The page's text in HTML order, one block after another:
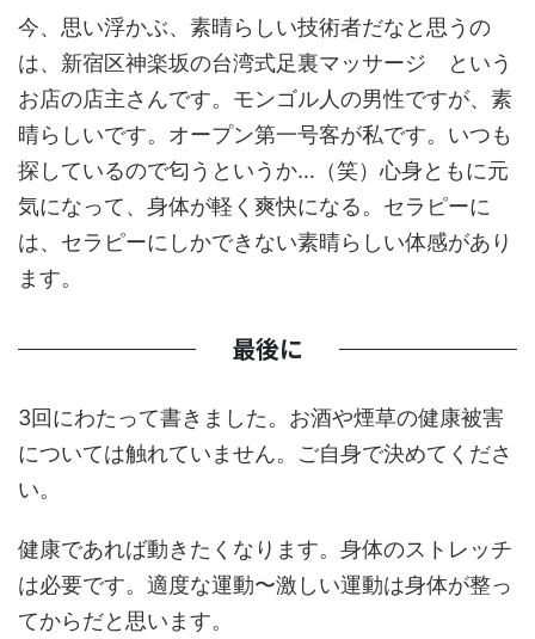
今、思い浮かぶ、素晴らしい技術者だなと思うの
は、新宿区神楽坂の台湾式足裏マッサージ という
お店の店主さんです。モンゴル人の男性ですが、素
晴らしいです。オープン第一号客が私です。いつも
探しているので匂うというか…（笑）心身ともに元
気になって、身体が軽く爽快になる。セラピーに
は、セラピーにしかできない素晴らしい体感があり
ます。
最後に
3回にわたって書きました。お酒や煙草の健康被害
については触れていません。ご自身で決めてくださ
い。
健康であれば動きたくなります。身体のストレッチ
は必要です。適度な運動〜激しい運動は身体が整っ
てからだと思います。